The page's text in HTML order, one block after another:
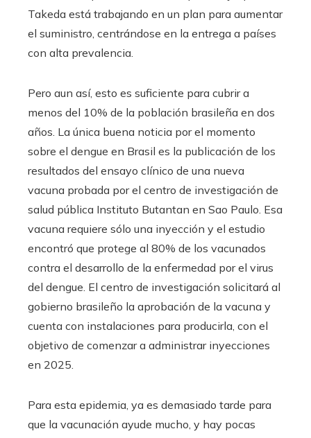
Takeda está trabajando en un plan para aumentar
el suministro, centrándose en la entrega a países
con alta prevalencia.
Pero aun así, esto es suficiente para cubrir a
menos del 10% de la población brasileña en dos
años. La única buena noticia por el momento
sobre el dengue en Brasil es la publicación de los
resultados del ensayo clínico de una nueva
vacuna probada por el centro de investigación de
salud pública Instituto Butantan en Sao Paulo. Esa
vacuna requiere sólo una inyección y el estudio
encontró que protege al 80% de los vacunados
contra el desarrollo de la enfermedad por el virus
del dengue. El centro de investigación solicitará al
gobierno brasileño la aprobación de la vacuna y
cuenta con instalaciones para producirla, con el
objetivo de comenzar a administrar inyecciones
en 2025.
Para esta epidemia, ya es demasiado tarde para
que la vacunación ayude mucho, y hay pocas